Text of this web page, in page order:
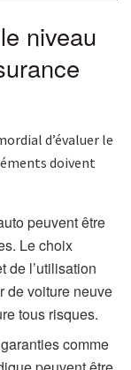
niveau
d’évaluer le
doivent
peuvent être
Le choix
de l’utilisation
de voiture neuve
tous risques.
comme